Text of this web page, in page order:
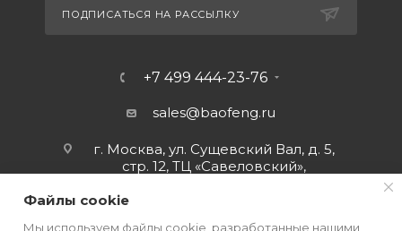
ПОДПИСАТЬСЯ НА РАССЫЛКУ
+7 499 444-23-76
sales@baofeng.ru
г. Москва, ул. Сущевский Вал, д. 5,
стр. 12, ТЦ «Савеловский»,
Файлы cookie
Мы используем файлы cookie, разработанные нашими